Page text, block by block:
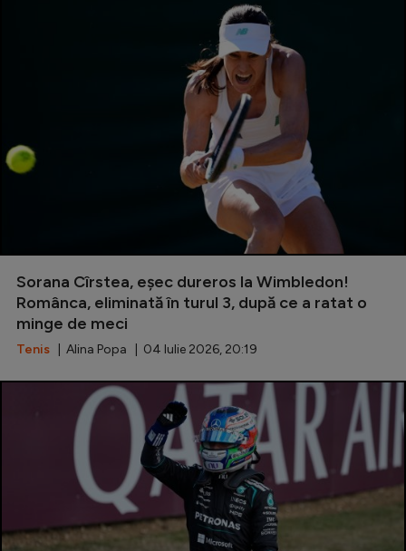
Sorana Cîrstea, eșec dureros la Wimbledon!
Românca, eliminată în turul 3, după ce a ratat o
minge de meci
Tenis | Alina Popa | 04 Iulie 2026, 20:19